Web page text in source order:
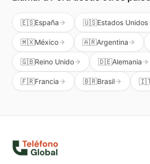
🇪🇸España 🇺🇸Estados Unidos
🇲🇽México 🇦🇷Argentina
🇬🇧Reino Unido 🇩🇪Alemania
🇫🇷Francia 🇧🇷Brasil